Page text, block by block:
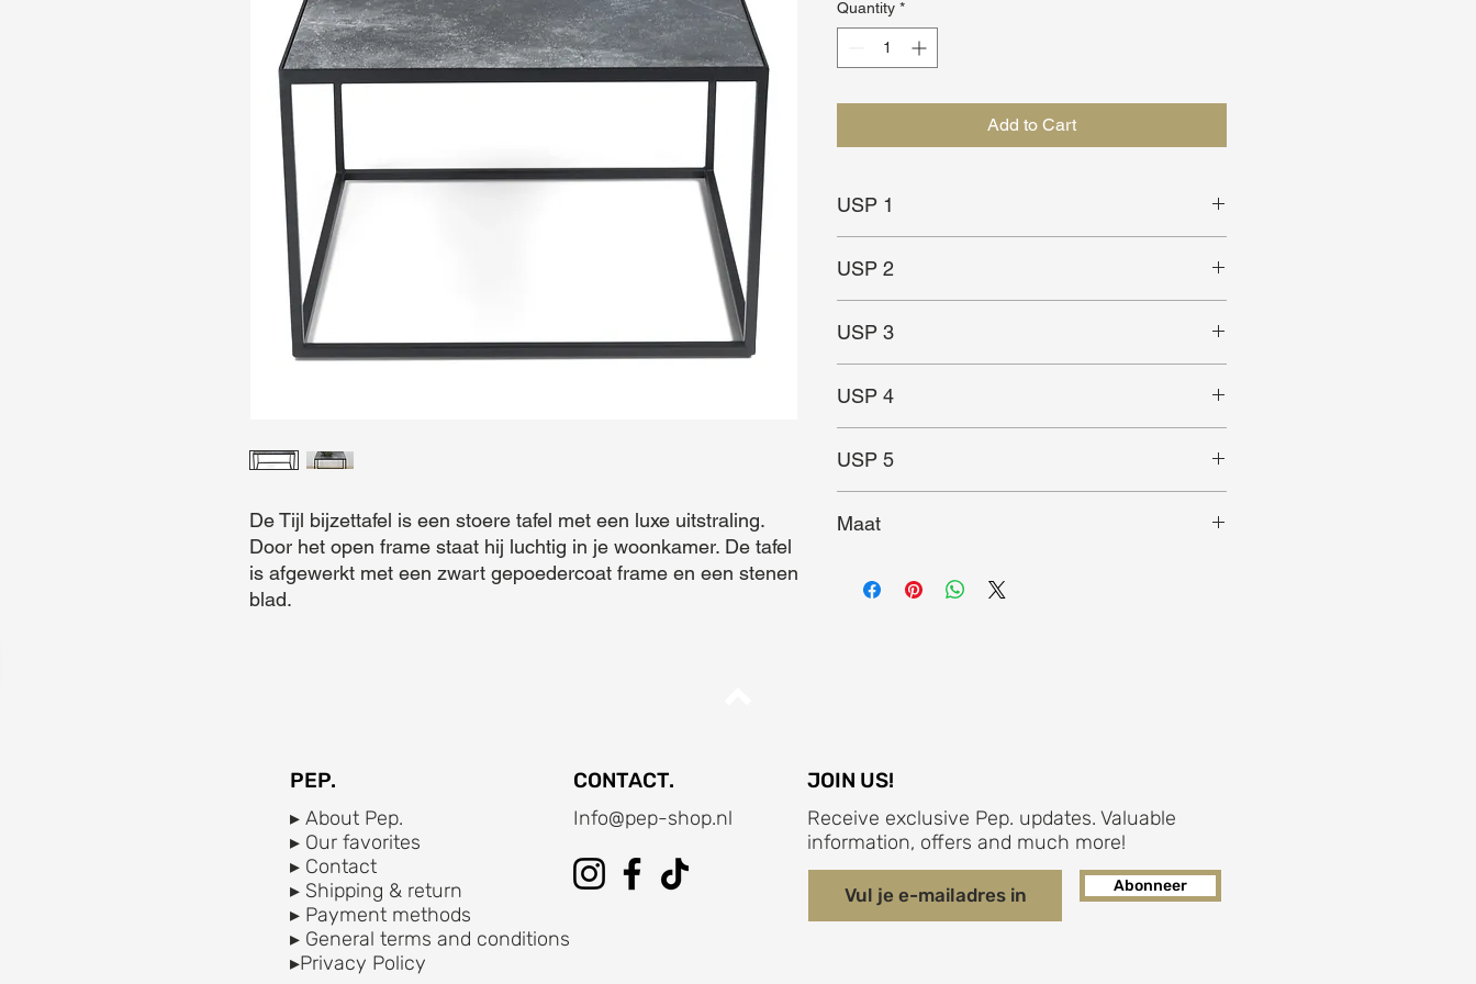
De Tijl bijzettafel is een stoere tafel met een luxe uitstraling.
Door het open frame staat hij luchtig in je woonkamer. De tafel
is afgewerkt met een zwart gepoedercoat frame en een stenen
blad.
Quantity *
Add to Cart
USP 1
USP 2
USP 3
USP 4
USP 5
Maat
PEP. CONTACT. JOIN US!
▸ About Pep.
▸ Our favorites
▸ Contact
▸ Shipping & return
▸ Payment methods
▸ General terms and conditions
▸Privacy Policy
Info@pep-shop.nl
Abonneer
Receive exclusive Pep. updates. Valuable
information, offers and much more!